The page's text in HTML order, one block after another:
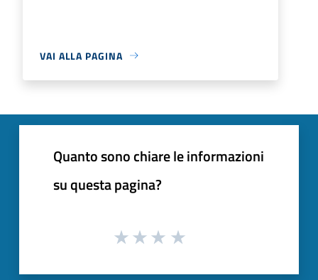
VAI ALLA PAGINA
Quanto sono chiare le informazioni
su questa pagina?